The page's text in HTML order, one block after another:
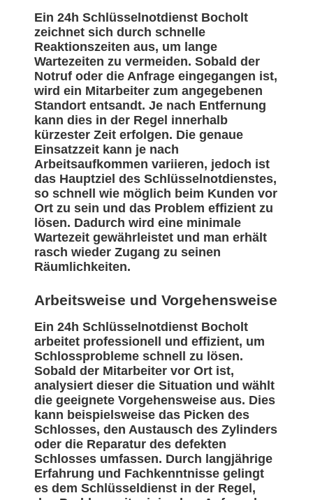
Ein 24h Schlüsselnotdienst Bocholt
zeichnet sich durch schnelle
Reaktionszeiten aus, um lange
Wartezeiten zu vermeiden. Sobald der
Notruf oder die Anfrage eingegangen ist,
wird ein Mitarbeiter zum angegebenen
Standort entsandt. Je nach Entfernung
kann dies in der Regel innerhalb
kürzester Zeit erfolgen. Die genaue
Einsatzzeit kann je nach
Arbeitsaufkommen variieren, jedoch ist
das Hauptziel des Schlüsselnotdienstes,
so schnell wie möglich beim Kunden vor
Ort zu sein und das Problem effizient zu
lösen. Dadurch wird eine minimale
Wartezeit gewährleistet und man erhält
rasch wieder Zugang zu seinen
Räumlichkeiten.
Arbeitsweise und Vorgehensweise
Ein 24h Schlüsselnotdienst Bocholt
arbeitet professionell und effizient, um
Schlossprobleme schnell zu lösen.
Sobald der Mitarbeiter vor Ort ist,
analysiert dieser die Situation und wählt
die geeignete Vorgehensweise aus. Dies
kann beispielsweise das Picken des
Schlosses, den Austausch des Zylinders
oder die Reparatur des defekten
Schlosses umfassen. Durch langjährige
Erfahrung und Fachkenntnisse gelingt
es dem Schlüsseldienst in der Regel,